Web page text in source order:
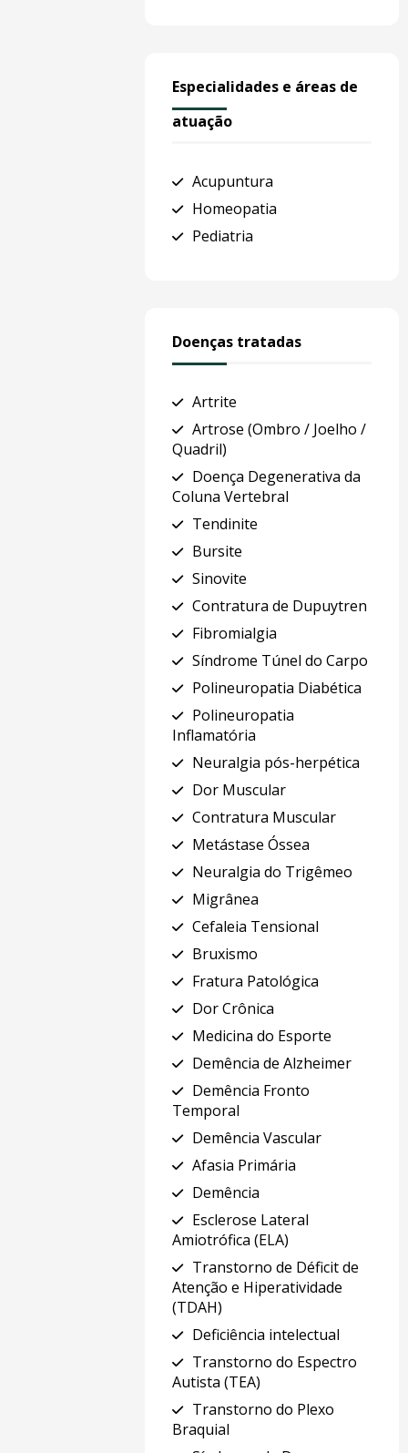
Especialidades e áreas de
atuação
Acupuntura
Homeopatia
Pediatria
Doenças tratadas
Artrite
Artrose (Ombro / Joelho /
Quadril)
Doença Degenerativa da
Coluna Vertebral
Tendinite
Bursite
Sinovite
Contratura de Dupuytren
Fibromialgia
Síndrome Túnel do Carpo
Polineuropatia Diabética
Polineuropatia
Inflamatória
Neuralgia pós-herpética
Dor Muscular
Contratura Muscular
Metástase Óssea
Neuralgia do Trigêmeo
Migrânea
Cefaleia Tensional
Bruxismo
Fratura Patológica
Dor Crônica
Medicina do Esporte
Demência de Alzheimer
Demência Fronto
Temporal
Demência Vascular
Afasia Primária
Demência
Esclerose Lateral
Amiotrófica (ELA)
Transtorno de Déficit de
Atenção e Hiperatividade
(TDAH)
Deficiência intelectual
Transtorno do Espectro
Autista (TEA)
Transtorno do Plexo
Braquial